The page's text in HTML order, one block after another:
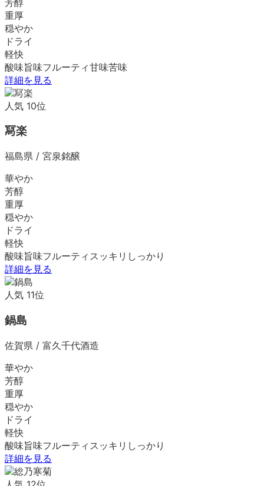
重厚
穏やか
ドライ
軽快
酸味旨味フルーティ甘味苦味
詳細を見る
人気 10位
冩楽
福島県 / 宮泉銘醸
華やか
芳醇
重厚
穏やか
ドライ
軽快
酸味旨味フルーティ スッキリ しっかり
詳細を見る
人気 11位
鍋島
佐賀県 / 富久千代酒造
華やか
芳醇
重厚
穏やか
ドライ
軽快
酸味旨味フルーティ スッキリ しっかり
詳細を見る